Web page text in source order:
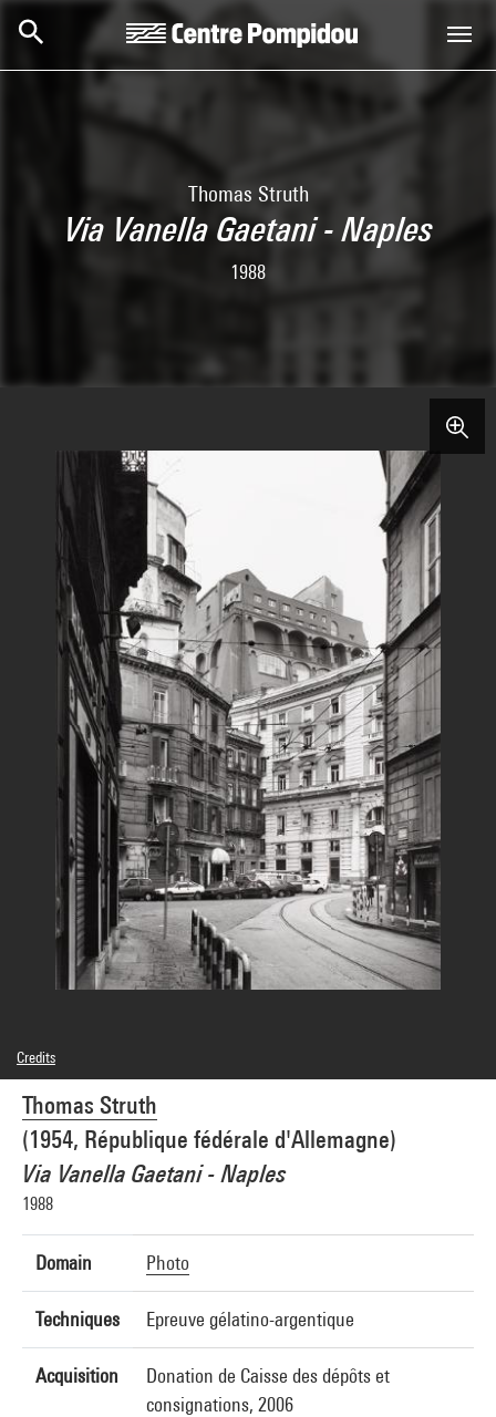
Centre Pompidou
Thomas Struth
Via Vanella Gaetani - Naples
1988
Thomas Struth
(1954, République fédérale d'Allemagne)
Via Vanella Gaetani - Naples
1988
Domain Photo
Techniques Epreuve gélatino-argentique
Acquisition
Donation de Caisse des dépôts et
consignations, 2006
Credits
© Thomas Struth
Photo credits : Centre Pompidou, MNAM-CCI/Bertrand Prévost/Dist. GrandPalaisRmn
Image reference : 4N09250
Image presentation :GrandPalaisRmnPhoto